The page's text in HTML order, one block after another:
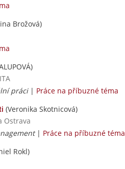
Brožová)
práci| Práce na příbuzné téma
(Veronika Skotnicová)
Ostrava
| Práce na příbuzné téma
Rokl)